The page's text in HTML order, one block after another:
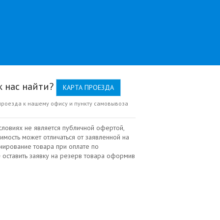
нас найти? КАРТА ПРОЕЗДА
к нашему офису и пункту самовывоза
не является публичной офертой,
может отличаться от заявленной на
товара при оплате по
заявку на резерв товара оформив